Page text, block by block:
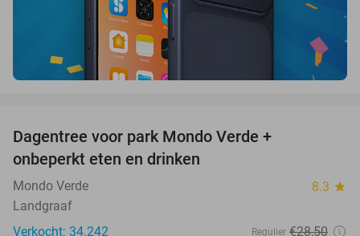
Dagentree voor park Mondo Verde +
onbeperkt eten en drinken
Mondo Verde 8.3 star
Landgraaf
Verkocht: 34.242
Regulier €28,50